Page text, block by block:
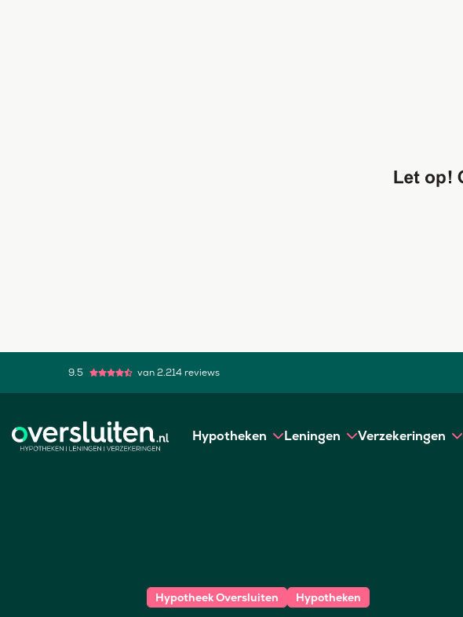
9.5 van 2.214 reviews
Hypotheken Leningen Verzekeringen
Hypotheek Oversluiten Hypotheken